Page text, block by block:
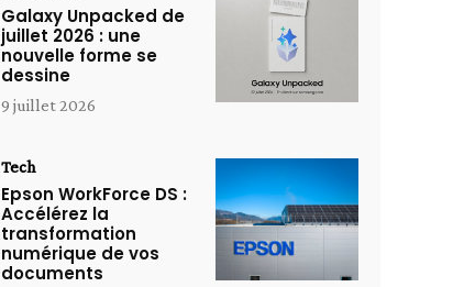
Galaxy Unpacked de
juillet 2026 : une
nouvelle forme se
dessine
9 juillet 2026
Tech
Epson WorkForce DS :
Accélérez la
transformation
numérique de vos
documents